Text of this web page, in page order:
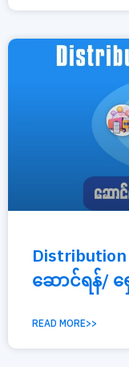
ဆောင်ရန်/ ရှ
READ MORE>>